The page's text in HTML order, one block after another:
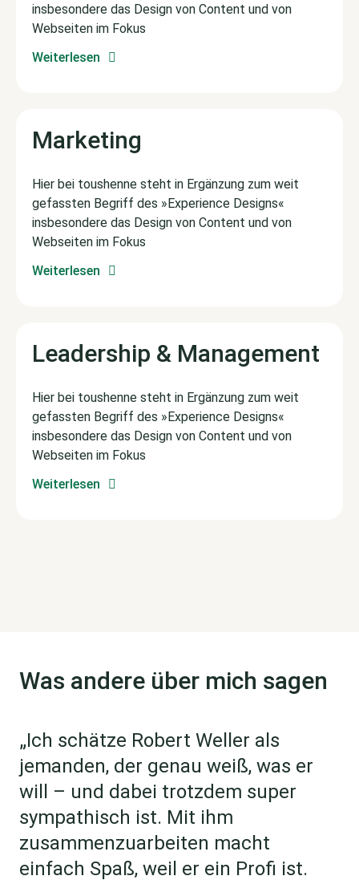
insbesondere das Design von Content und von
Webseiten im Fokus
Weiterlesen
Marketing
Hier bei toushenne steht in Ergänzung zum weit
gefassten Begriff des »Experience Designs«
insbesondere das Design von Content und von
Webseiten im Fokus
Weiterlesen
Leadership & Management
Hier bei toushenne steht in Ergänzung zum weit
gefassten Begriff des »Experience Designs«
insbesondere das Design von Content und von
Webseiten im Fokus
Weiterlesen
Was andere über mich sagen
„Ich schätze Robert Weller als
jemanden, der genau weiß, was er
will – und dabei trotzdem super
sympathisch ist. Mit ihm
zusammenzuarbeiten macht
einfach Spaß, weil er ein Profi ist.